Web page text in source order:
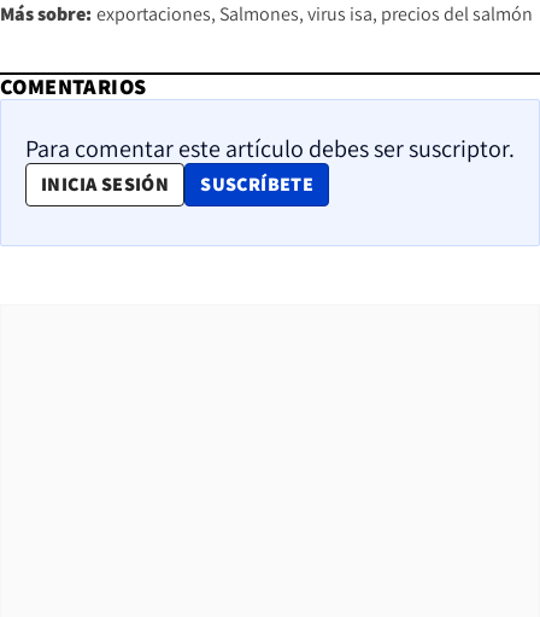
Más sobre: exportaciones Salmones virus isa precios del salmón
COMENTARIOS
Para comentar este artículo debes ser suscriptor.
INICIA SESIÓN SUSCRÍBETE
OPENS IN NEW WINDOW